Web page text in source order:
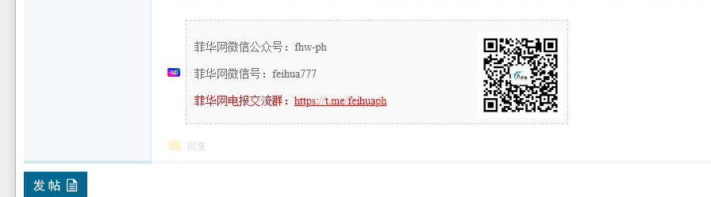
回复